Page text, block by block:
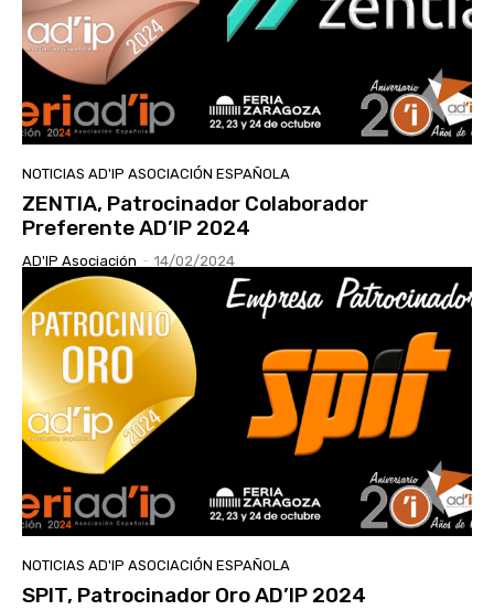
NOTICIAS AD'IP ASOCIACIÓN ESPAÑOLA
ZENTIA, Patrocinador Colaborador
Preferente AD’IP 2024
AD'IP Asociación - 14/02/2024
NOTICIAS AD'IP ASOCIACIÓN ESPAÑOLA
SPIT, Patrocinador Oro AD’IP 2024